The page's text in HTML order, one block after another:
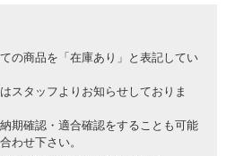
の商品を「在庫あり」と表記してい
スタッフよりお知らせしておりま
期確認・適合確認をすることも可能
わせ下さい。